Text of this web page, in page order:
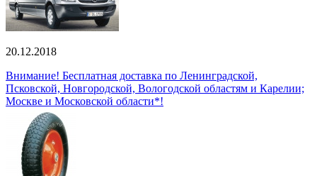
20.12.2018
Внимание! Бесплатная доставка по Ленинградской,
Псковской, Новгородской, Вологодской областям и Карелии;
Москве и Московской области*!